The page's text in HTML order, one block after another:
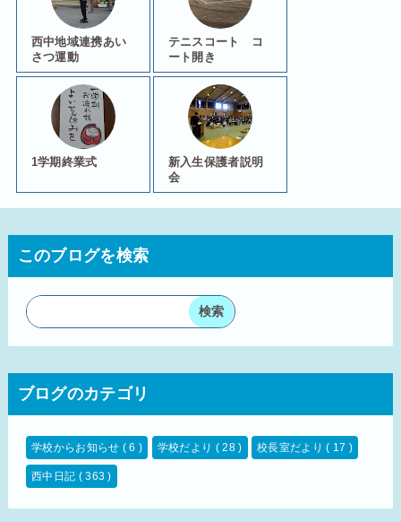
西中地域連携あい
さつ運動
テニスコート コ
ート開き
1学期終業式
新入生保護者説明
会
このブログを検索
ブログのカテゴリ
学校からお知らせ ( 6 ) 学校だより ( 28 ) 校長室だより( 17 )
西中日記 ( 363 )